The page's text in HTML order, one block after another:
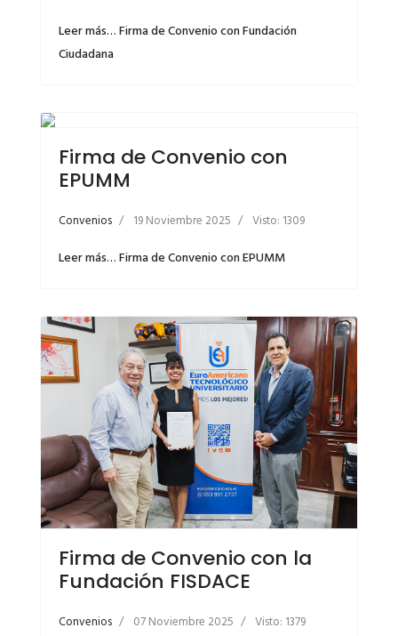
Leer más… Firma de Convenio con Fundación
Ciudadana
Firma de Convenio con
EPUMM
Convenios 19 Noviembre 2025 Visto: 1309
Leer más… Firma de Convenio con EPUMM
Firma de Convenio con la
Fundación FISDACE
Convenios 07 Noviembre 2025 Visto: 1379